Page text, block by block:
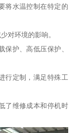
将水温控制在特定的
对环境的影响。
保护、高低压保护、
行定制，满足特殊工
了维修成本和停机时